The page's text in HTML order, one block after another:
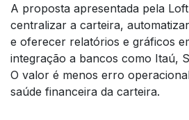
A proposta apresentada pela
centralizar a carteira,
e oferecer relatórios e gráficos
integração a bancos como Itaú,
O valor é menos erro
saúde financeira da carteira.